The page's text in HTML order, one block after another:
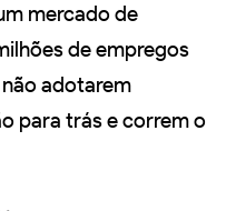
mercado de
de empregos
adotarem
para trás e correm o